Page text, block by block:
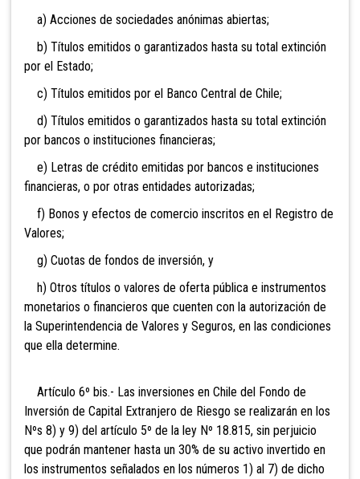
a) Acciones de sociedades anónimas abiertas;
b) Títulos emitidos o garantizados hasta su total extinción
por el Estado;
c) Títulos emitidos por el Banco Central de Chile;
d) Títulos emitidos o garantizados hasta su total extinción
por bancos o instituciones financieras;
e) Letras de crédito emitidas por bancos e instituciones
financieras, o por otras entidades autorizadas;
f) Bonos y efectos de comercio inscritos en el Registro de
Valores;
g) Cuotas de fondos de inversión, y
h) Otros títulos o valores de oferta pública e instrumentos
monetarios o financieros que cuenten con la autorización de
la Superintendencia de Valores y Seguros, en las condiciones
que ella determine.
Artículo 6º bis.- Las inversiones en Chile del Fondo de
Inversión de Capital Extranjero de Riesgo se realizarán en los
Nºs 8) y 9) del artículo 5º de la ley Nº 18.815, sin perjuicio
que podrán mantener hasta un 30% de su activo invertido en
los instrumentos señalados en los números 1) al 7) de dicho